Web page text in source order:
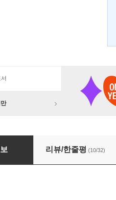
록
리뷰/한줄평 (10/32)